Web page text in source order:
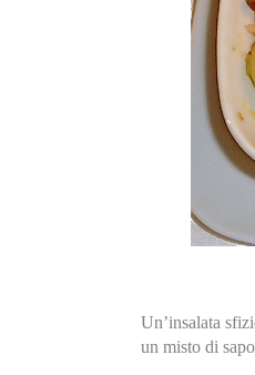
Un’insalata
un misto di